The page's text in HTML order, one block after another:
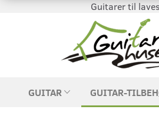
Guitarer til laveste
GUITAR GUITAR-